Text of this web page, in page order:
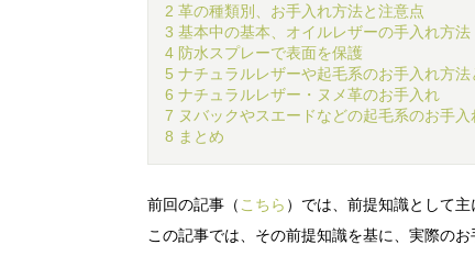
2 革の種類別、お手入れ方法と注意点
3 基本中の基本、オイルレザーの手入れ方法
4 防水スプレーで表面を保護
5 ナチュラルレザーや起毛系のお手入れ方
6 ナチュラルレザー・ヌメ革のお手入れ
7 ヌバックやスエードなどの起毛系のお手入
8 まとめ
前回の記事（ こちら ）では、前提知識として
この記事では、その前提知識を基に、実際の